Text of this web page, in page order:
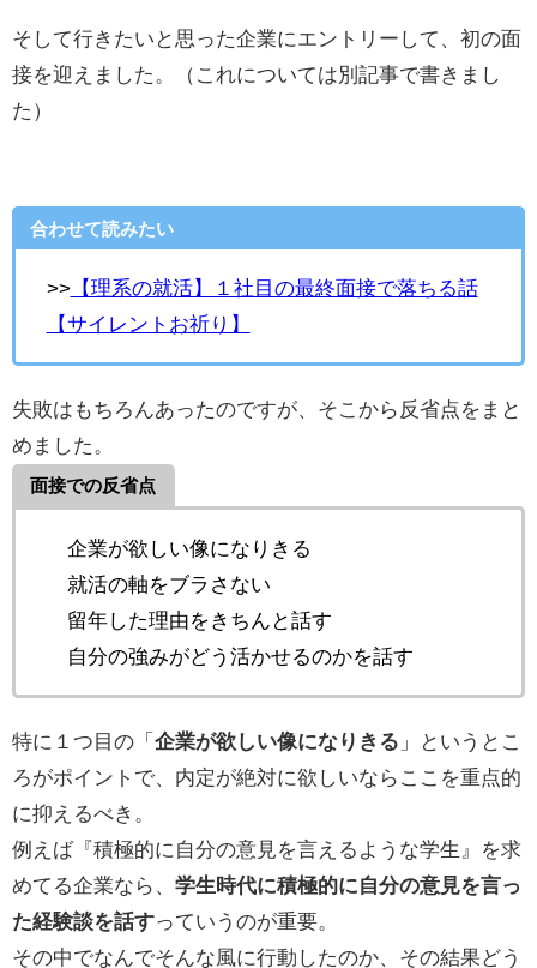
そして行きたいと思った企業にエントリーして、初の面
接を迎えました。（これについては別記事で書きまし
た）
合わせて読みたい
>>【理系の就活】１社目の最終面接で落ちる話
【サイレントお祈り】
失敗はもちろんあったのですが、そこから反省点をまと
めました。
面接での反省点
企業が欲しい像になりきる
就活の軸をブラさない
留年した理由をきちんと話す
自分の強みがどう活かせるのかを話す
特に１つ目の「 企業が欲しい像になりきる 」というとこ
ろがポイントで、内定が絶対に欲しいならここを重点的
に抑えるべき。
例えば『積極的に自分の意見を言えるような学生』を求
めてる企業なら、 学生時代に積極的に自分の意見を言っ
た経験談を話すっていうのが重要。
その中でなんでそんな風に行動したのか、その結果どう